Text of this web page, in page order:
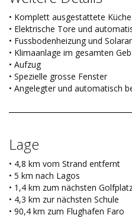
• Komplett ausgestattete Küche
• Elektrische Tore und
• Fussbodenheizung und
• Klimaanlage im gesamten
• Aufzug
• Spezielle grosse Fenster
• Angelegter und automatisch
Lage
• 4,8 km vom Strand entfernt
• 5 km nach Lagos
• 1,4 km zum nächsten
• 4,3 km zur nächsten Schule
• 90,4 km zum Flughafen Faro